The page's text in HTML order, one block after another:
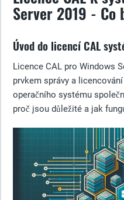
Server 2019 -
Úvod do licencí CAL
Licence CAL pro Windows
prvkem správy a
operačního systému
proč jsou důležité a jak